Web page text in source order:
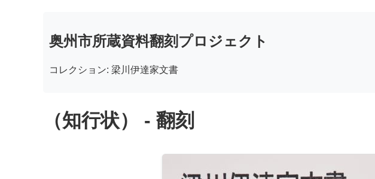
奥州市所蔵資料翻刻プロジェクト
コレクション: 梁川伊達家文書
（知行状） - 翻刻